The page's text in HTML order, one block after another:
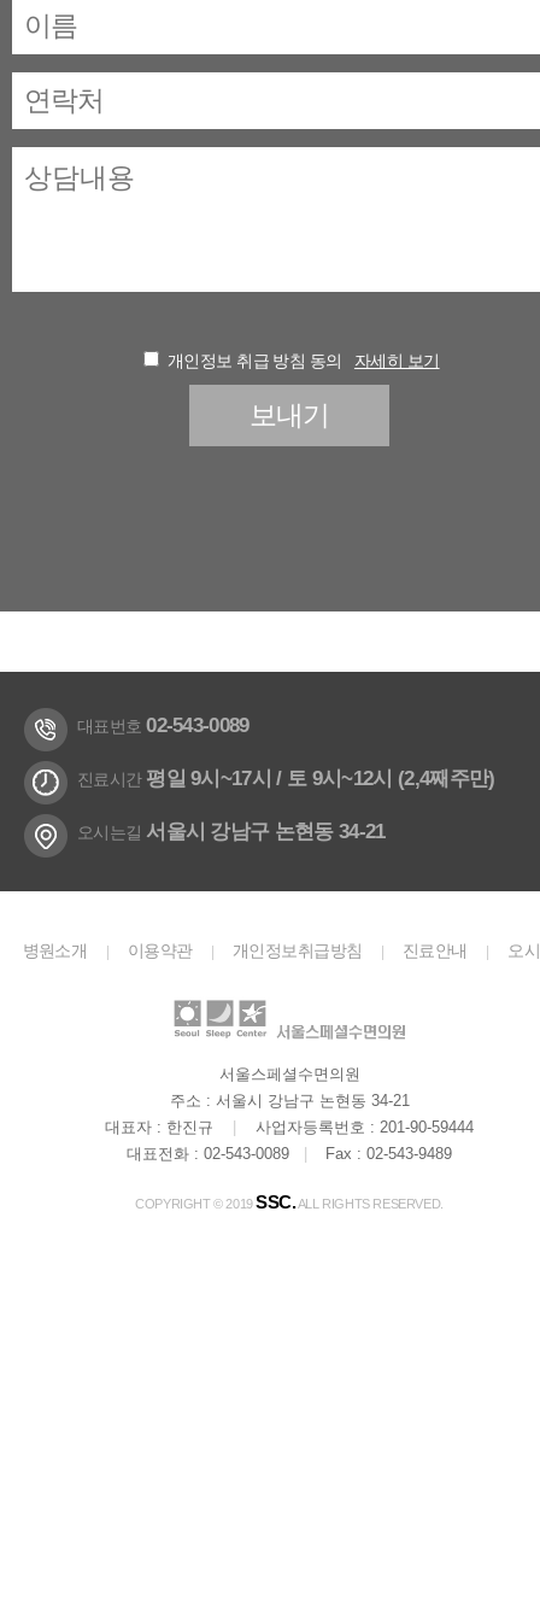
개인정보 취급 방침 동의 자세히 보기
대표번호02-543-0089
진료시간 평일 9시~17시 / 토 9시~12시 (2,4째주만)
오시는길 서울시 강남구 논현동 34-21
병원소개 이용약관 개인정보취급방침 진료안내 오
길 | Youtube
서울스페셜수면의원
주소 : 서울시 강남구 논현동 34-21
대표자 : 한진규
사업자등록번호 : 201-90-59444
대표전화 : 02-543-0089
Fax : 02-543-9489
COPYRIGHT © 2019SSC.ALL RIGHTS RESERVED.